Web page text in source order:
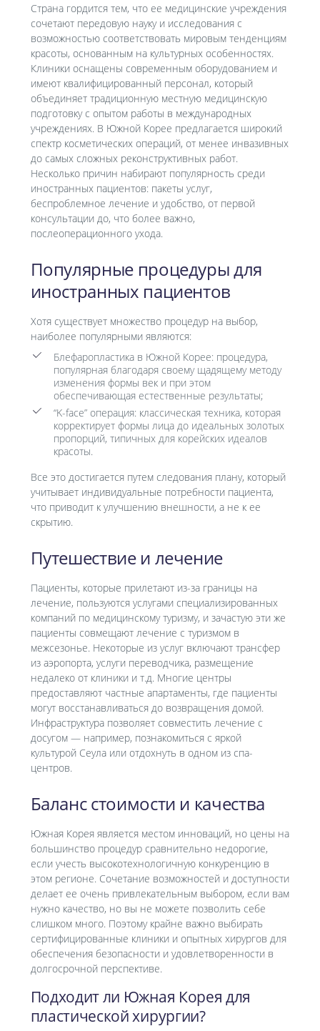
Страна гордится тем, что ее медицинские учреждения
сочетают передовую науку и исследования с
возможностью соответствовать мировым тенденциям
красоты, основанным на культурных особенностях.
Клиники оснащены современным оборудованием и
имеют квалифицированный персонал, который
объединяет традиционную местную медицинскую
подготовку с опытом работы в международных
учреждениях. В Южной Корее предлагается широкий
спектр косметических операций, от менее инвазивных
до самых сложных реконструктивных работ.
Несколько причин набирают популярность среди
иностранных пациентов: пакеты услуг,
беспроблемное лечение и удобство, от первой
консультации до, что более важно,
послеоперационного ухода.
Популярные процедуры для
иностранных пациентов
Хотя существует множество процедур на выбор,
наиболее популярными являются:
Блефаропластика в Южной Корее: процедура,
популярная благодаря своему щадящему методу
изменения формы век и при этом
обеспечивающая естественные результаты;
“K-face” операция: классическая техника, которая
корректирует формы лица до идеальных золотых
пропорций, типичных для корейских идеалов
красоты.
Все это достигается путем следования плану, который
учитывает индивидуальные потребности пациента,
что приводит к улучшению внешности, а не к ее
скрытию.
Путешествие и лечение
Пациенты, которые прилетают из-за границы на
лечение, пользуются услугами специализированных
компаний по медицинскому туризму, и зачастую эти же
пациенты совмещают лечение с туризмом в
межсезонье. Некоторые из услуг включают трансфер
из аэропорта, услуги переводчика, размещение
недалеко от клиники и т.д. Многие центры
предоставляют частные апартаменты, где пациенты
могут восстанавливаться до возвращения домой.
Инфраструктура позволяет совместить лечение с
досугом — например, познакомиться с яркой
культурой Сеула или отдохнуть в одном из спа-
центров.
Баланс стоимости и качества
Южная Корея является местом инноваций, но цены на
большинство процедур сравнительно недорогие,
если учесть высокотехнологичную конкуренцию в
этом регионе. Сочетание возможностей и доступности
делает ее очень привлекательным выбором, если вам
нужно качество, но вы не можете позволить себе
слишком много. Поэтому крайне важно выбирать
сертифицированные клиники и опытных хирургов для
обеспечения безопасности и удовлетворенности в
долгосрочной перспективе.
Подходит ли Южная Корея для
пластической хирургии?